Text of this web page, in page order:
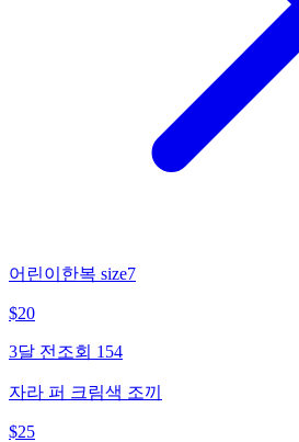
어린이한복 size7
$20
3달 전 조회 154
자라 퍼 크림색 조끼
$25